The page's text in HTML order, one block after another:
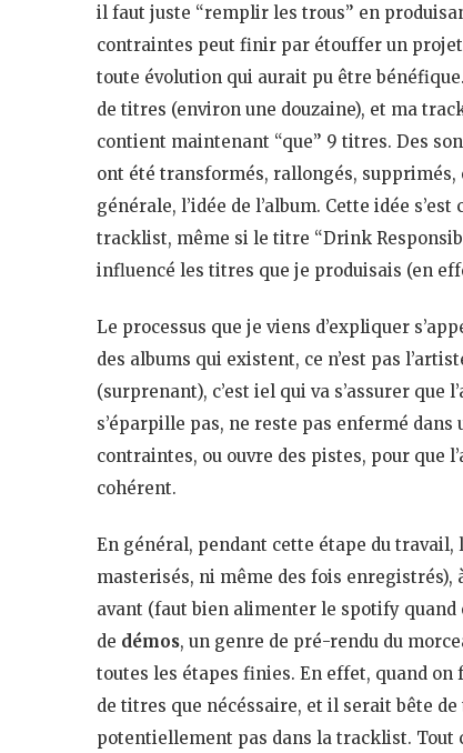
il faut juste “remplir les trous” en
contraintes peut finir par étouffer un
toute évolution qui aurait pu être
de titres (environ une douzaine), et ma
contient maintenant “que” 9 titres. Des
ont été transformés, rallongés, supprimés,
générale, l’idée de l’album. Cette idée
tracklist, même si le titre “Drink
influencé les titres que je produisais (en
Le processus que je viens d’expliquer
des albums qui existent, ce n’est pas
(surprenant), c’est iel qui va s’assurer que
s’éparpille pas, ne reste pas enfermé
contraintes, ou ouvre des pistes, pour que
cohérent.
En général, pendant cette étape du
masterisés, ni même des fois enregistrés),
avant (faut bien alimenter le spotify quand
de démos, un genre de pré-rendu du
toutes les étapes finies. En effet, quand
de titres que nécéssaire, et il serait bête
potentiellement pas dans la tracklist. Tout